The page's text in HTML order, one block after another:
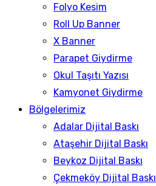
Folyo Kesim
Roll Up Banner
X Banner
Parapet Giydirme
Okul Taşıtı Yazısı
Kamyonet Giydirme
Bölgelerimiz
Adalar Dijital Baskı
Ataşehir Dijital Baskı
Beykoz Dijital Baskı
Çekmeköy Dijital Baskı